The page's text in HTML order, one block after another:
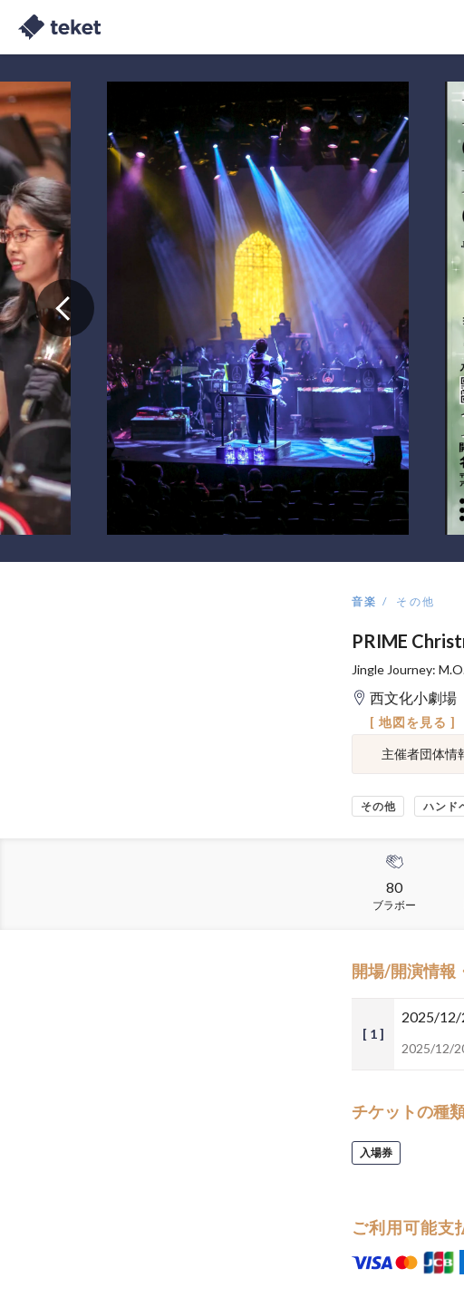
音楽 その他
PRIME
Jingle Journey:
西文化小劇場
[ 地図を見る ]
主催者団体情
その他 ハンド
80
ブラボー
開場/開演情報
[ 1 ]
2025/12/
2025/12/
チケットの種
入場券
ご利用可能支